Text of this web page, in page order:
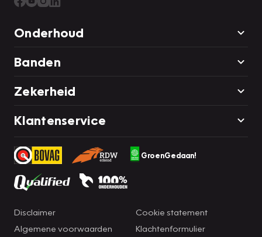
Onderhoud
Banden
Zekerheid
Klantenservice
GroenGedaan!
Disclaimer
Algemene voorwaarden
Cookie statement
Klachtenformulier